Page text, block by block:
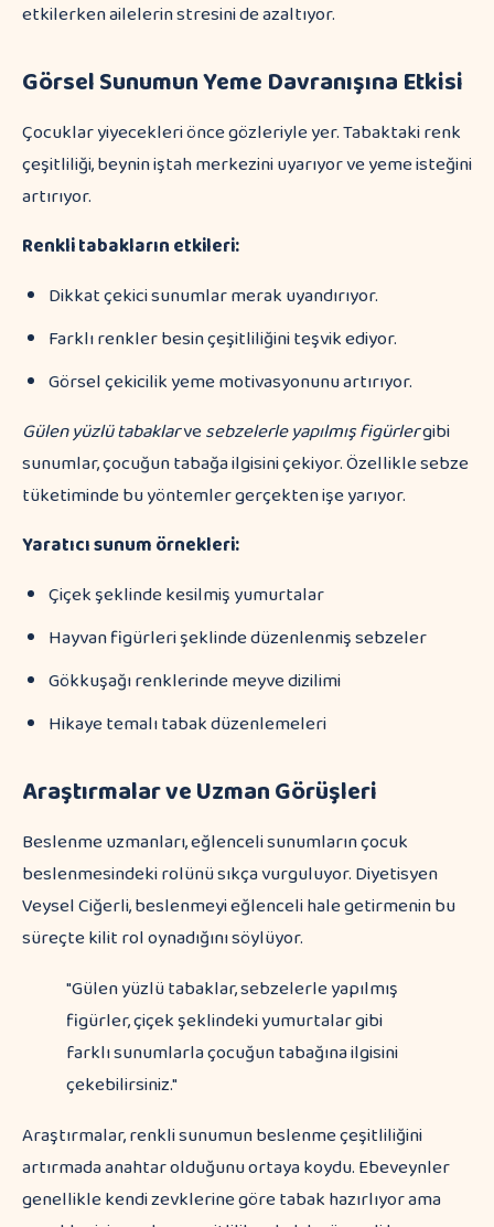
etkilerken ailelerin stresini de azaltıyor.
Görsel Sunumun Yeme Davranışına Etkisi
Çocuklar yiyecekleri önce gözleriyle yer. Tabaktaki renk
çeşitliliği, beynin iştah merkezini uyarıyor ve yeme isteğini
artırıyor.
Renkli tabakların etkileri:
Dikkat çekici sunumlar merak uyandırıyor.
Farklı renkler besin çeşitliliğini teşvik ediyor.
Görsel çekicilik yeme motivasyonunu artırıyor.
Gülen yüzlü tabaklarvesebzelerle yapılmış figürlergibi
sunumlar, çocuğun tabağa ilgisini çekiyor. Özellikle sebze
tüketiminde bu yöntemler gerçekten işe yarıyor.
Yaratıcı sunum örnekleri:
Çiçek şeklinde kesilmiş yumurtalar
Hayvan figürleri şeklinde düzenlenmiş sebzeler
Gökkuşağı renklerinde meyve dizilimi
Hikaye temalı tabak düzenlemeleri
Araştırmalar ve Uzman Görüşleri
Beslenme uzmanları, eğlenceli sunumların çocuk
beslenmesindeki rolünü sıkça vurguluyor. Diyetisyen
Veysel Ciğerli, beslenmeyi eğlenceli hale getirmenin bu
süreçte kilit rol oynadığını söylüyor.
"Gülen yüzlü tabaklar, sebzelerle yapılmış
figürler, çiçek şeklindeki yumurtalar gibi
farklı sunumlarla çocuğun tabağına ilgisini
çekebilirsiniz."
Araştırmalar, renkli sunumun beslenme çeşitliliğini
artırmada anahtar olduğunu ortaya koydu. Ebeveynler
genellikle kendi zevklerine göre tabak hazırlıyor ama